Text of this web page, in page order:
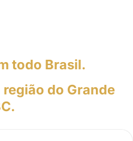
todo Brasil.
região do Grande